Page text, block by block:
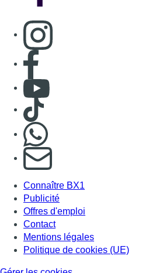
Consulter page Instagram
Consulter page Facebook
Consulter Youtube
Consulter TikTok
S'abonner à notre newsletter
Connaître BX1
Publicité
Offres d'emploi
Contact
Mentions légales
Politique de cookies (UE)